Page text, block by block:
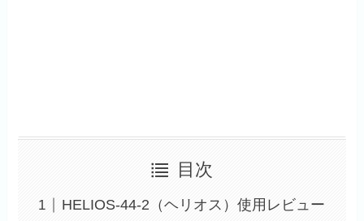
目次
HELIOS-44-2（ヘリオス）使用レビュー